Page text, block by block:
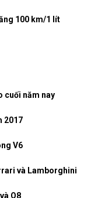
100 km/1 lít
cuối năm nay
2017
V6
và Lamborghini
Q8